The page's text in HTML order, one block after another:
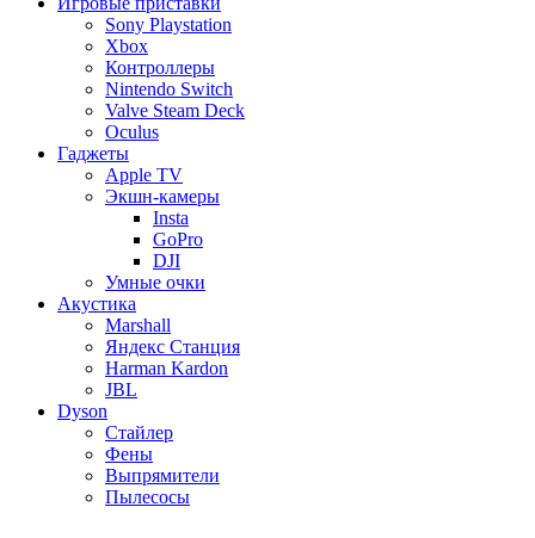
Sony Playstation
Xbox
Контроллеры
Nintendo Switch
Valve Steam Deck
Oculus
Гаджеты
Apple TV
Экшн-камеры
Insta
GoPro
DJI
Умные очки
Акустика
Marshall
Яндекс Станция
Harman Kardon
JBL
Dyson
Стайлер
Фены
Выпрямители
Пылесосы